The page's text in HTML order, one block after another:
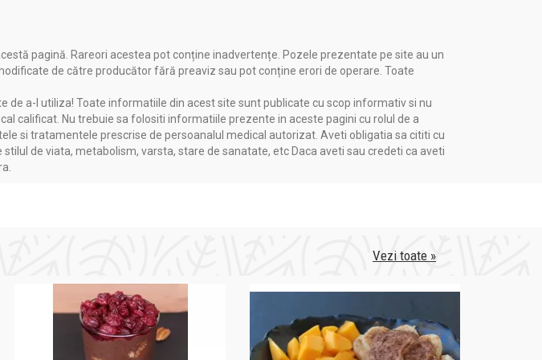
cazul dificultatilor in a adormi;
reducerea tulburarilor de somn;
inducerea unui somn de calitate;
un somn odihnitor si profund;
cresterea duratei somnului;
Insomnie;
Somn scurt;
Somn agitat;
Somn superficial;
Dificultate de a adormi;
si la persoane care au intoleranta individuala la oricare dintre
pagină. Rareori acestea pot conține inadvertențe. Pozele prezentate pe site au un
de către producător fără preaviz sau pot conține erori de operare. Toate
de a-l utiliza! Toate informatiile din acest site sunt publicate cu scop informativ si nu
calificat. Nu trebuie sa folositi informatiile prezente in aceste pagini cu rolul de a
si tratamentele prescrise de persoanalul medical autorizat. Aveti obligatia sa cititi cu
de viata, metabolism, varsta, stare de sanatate, etc Daca aveti sau credeti ca aveti
Vezi toate »